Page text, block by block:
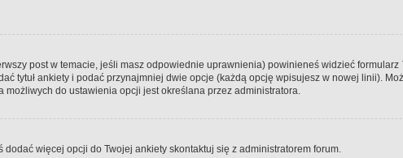
post w temacie, jeśli masz odpowiednie uprawnienia) powinieneś widzieć formularz
tytuł ankiety i podać przynajmniej dwie opcje (każdą opcję wpisujesz w nowej linii).
do ustawienia opcji jest określana przez administratora.
więcej opcji do Twojej ankiety skontaktuj się z administratorem forum.